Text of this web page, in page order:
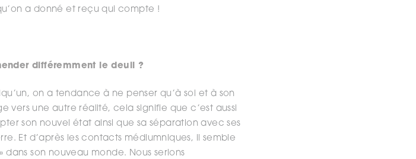
a donné et reçu qui compte !
différemment le deuil ?
on a tendance à ne penser qu’à soi et à son
vers une autre réalité, cela signifie que c’est aussi
son nouvel état ainsi que sa séparation avec ses
Et d’après les contacts médiumniques, il semble
dans son nouveau monde. Nous serions